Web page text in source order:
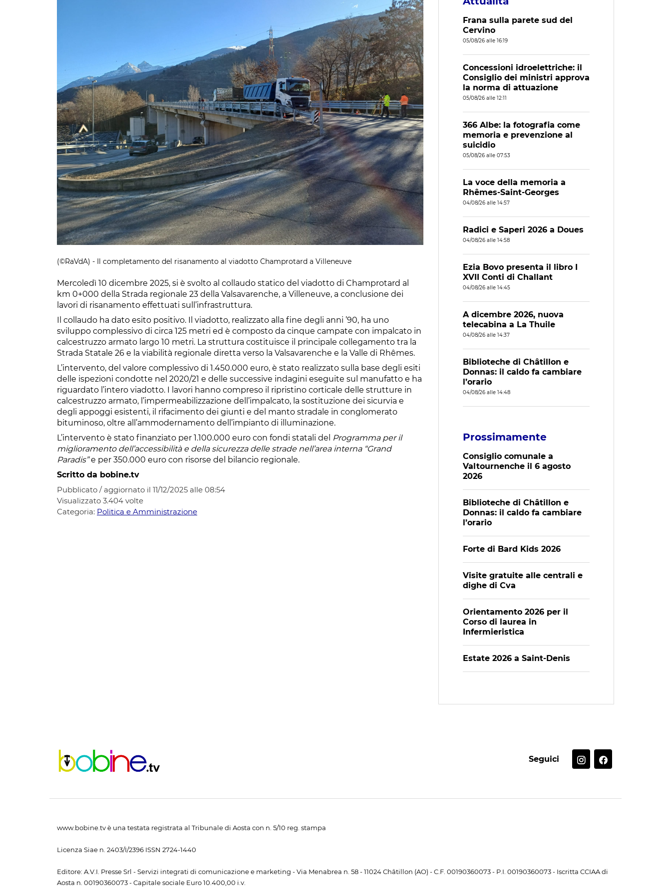
(©RaVdA) - Il completamento del risanamento al viadotto Champrotard a Villeneuve
Mercoledì 10 dicembre 2025, si è svolto al collaudo statico del viadotto di Champrotard al
km 0+000 della Strada regionale 23 della Valsavarenche, a Villeneuve, a conclusione dei
lavori di risanamento effettuati sull’infrastruttura.
Il collaudo ha dato esito positivo. Il viadotto, realizzato alla fine degli anni ’90, ha uno
sviluppo complessivo di circa 125 metri ed è composto da cinque campate con impalcato in
calcestruzzo armato largo 10 metri. La struttura costituisce il principale collegamento tra la
Strada Statale 26 e la viabilità regionale diretta verso la Valsavarenche e la Valle di Rhêmes.
L’intervento, del valore complessivo di 1.450.000 euro, è stato realizzato sulla base degli esiti
delle ispezioni condotte nel 2020/21 e delle successive indagini eseguite sul manufatto e ha
riguardato l’intero viadotto. I lavori hanno compreso il ripristino corticale delle strutture in
calcestruzzo armato, l’impermeabilizzazione dell’impalcato, la sostituzione dei sicurvia e
degli appoggi esistenti, il rifacimento dei giunti e del manto stradale in conglomerato
bituminoso, oltre all’ammodernamento dell’impianto di illuminazione.
L’intervento è stato finanziato per 1.100.000 euro con fondi statali del Programma per il
miglioramento dell’accessibilità e della sicurezza delle strade nell’area interna “Grand
Paradis”e per 350.000 euro con risorse del bilancio regionale.
Scritto da bobine.tv
Pubblicato / aggiornato il 11/12/2025 alle 08:54
Visualizzato 3.404 volte
Categoria: Politica e Amministrazione
Frana sulla parete sud del
Cervino
05/08/26 alle 16:19
Concessioni idroelettriche: il
Consiglio dei ministri approva
la norma di attuazione
05/08/26 alle 12:11
366 Albe: la fotografia come
memoria e prevenzione al
suicidio
05/08/26 alle 07:53
La voce della memoria a
Rhêmes-Saint-Georges
04/08/26 alle 14:57
Radici e Saperi 2026 a Doues
04/08/26 alle 14:58
Ezia Bovo presenta il libro I
XVII Conti di Challant
04/08/26 alle 14:45
A dicembre 2026, nuova
telecabina a La Thuile
04/08/26 alle 14:37
Biblioteche di Châtillon e
Donnas: il caldo fa cambiare
l’orario
04/08/26 alle 14:48
Prossimamente
Consiglio comunale a
Valtournenche il 6 agosto
2026
Biblioteche di Châtillon e
Donnas: il caldo fa cambiare
l’orario
Forte di Bard Kids 2026
Visite gratuite alle centrali e
dighe di Cva
Orientamento 2026 per il
Corso di laurea in
Infermieristica
Estate 2026 a Saint-Denis
Seguici
www.bobine.tv è una testata registrata al Tribunale di Aosta con n. 5/10 reg. stampa
Licenza Siae n. 2403/I/2396 ISSN 2724-1440
Editore: A.V.I. Presse Srl - Servizi integrati di comunicazione e marketing - Via Menabrea n. 58 - 11024 Châtillon (AO) - C.F. 00190360073 - P.I. 00190360073 - Iscritta CCIAA di
Aosta n. 00190360073 - Capitale sociale Euro 10.400,00 i.v.